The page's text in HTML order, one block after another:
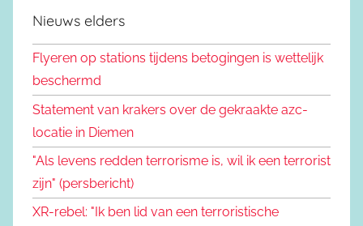
Nieuws elders
Flyeren op stations tijdens betogingen is wettelijk
beschermd
Statement van krakers over de gekraakte azc-
locatie in Diemen
"Als levens redden terrorisme is, wil ik een terrorist
zijn" (persbericht)
XR-rebel: "Ik ben lid van een terroristische